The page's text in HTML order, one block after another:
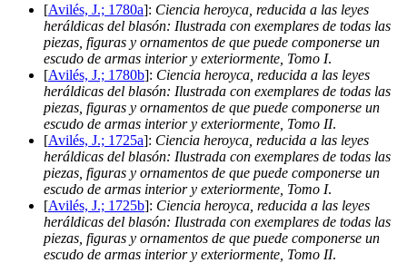
[Avilés, J.; 1780a]: Ciencia heroyca, reducida a las leyes
heráldicas del blasón: Ilustrada con exemplares de todas las
piezas, figuras y ornamentos de que puede componerse un
escudo de armas interior y exteriormente, Tomo I.
[Avilés, J.; 1780b]: Ciencia heroyca, reducida a las leyes
heráldicas del blasón: Ilustrada con exemplares de todas las
piezas, figuras y ornamentos de que puede componerse un
escudo de armas interior y exteriormente, Tomo II.
[Avilés, J.; 1725a]: Ciencia heroyca, reducida a las leyes
heráldicas del blasón: Ilustrada con exemplares de todas las
piezas, figuras y ornamentos de que puede componerse un
escudo de armas interior y exteriormente, Tomo I.
[Avilés, J.; 1725b]: Ciencia heroyca, reducida a las leyes
heráldicas del blasón: Ilustrada con exemplares de todas las
piezas, figuras y ornamentos de que puede componerse un
escudo de armas interior y exteriormente, Tomo II.